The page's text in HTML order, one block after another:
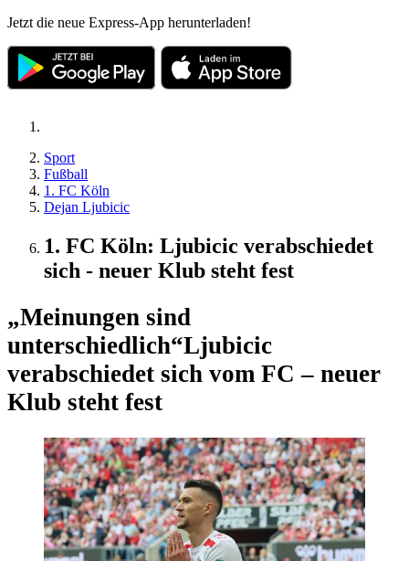
Jetzt die neue Express-App herunterladen!
Sport
Fußball
1. FC Köln
Dejan Ljubicic
1. FC Köln: Ljubicic verabschiedet
sich - neuer Klub steht fest
„Meinungen sind
unterschiedlich“Ljubicic
verabschiedet sich vom FC – neuer
Klub steht fest